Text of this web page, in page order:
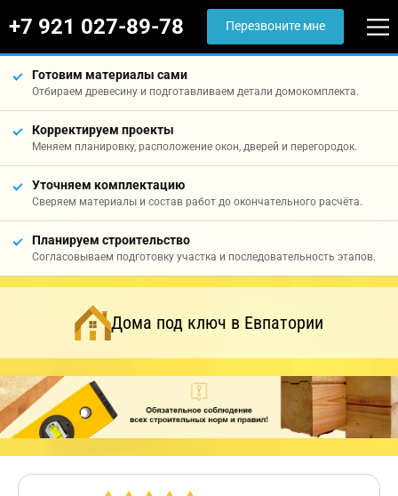
+7 921 027-89-78 Перезвоните мне
Готовим материалы сами
Отбираем древесину и подготавливаем детали домокомплекта.
Корректируем проекты
Меняем планировку, расположение окон, дверей и перегородок.
Уточняем комплектацию
Сверяем материалы и состав работ до окончательного расчёта.
Планируем строительство
Согласовываем подготовку участка и последовательность этапов.
Дома под ключ в Евпатории